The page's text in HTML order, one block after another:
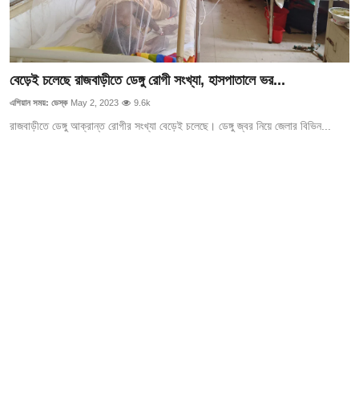
বেড়েই চলেছে রাজবাড়ীতে ডেঙ্গু রোগী সংখ্যা, হাসপাতালে ভর...
এশিয়ান সময়: ডেস্ক May 2, 2023 9.6k
রাজবাড়ীতে ডেঙ্গু আক্রান্ত রোগীর সংখ্যা বেড়েই চলেছে। ডেঙ্গু জ্বর নিয়ে জেলার বিভিন...